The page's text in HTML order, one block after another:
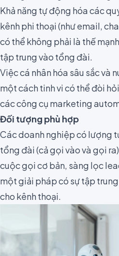
Khả năng tự động hóa các
kênh phi thoại (như email,
có thể không phải là thế
tập trung vào tổng đài.
Việc cá nhân hóa sâu sắc và
một cách tinh vi có thể đòi
các công cụ marketing
Đối tượng phù hợp
Các doanh nghiệp có lượng
tổng đài (cả gọi vào và gọi
cuộc gọi cơ bản, sàng lọc
một giải pháp có sự tập
cho kênh thoại.